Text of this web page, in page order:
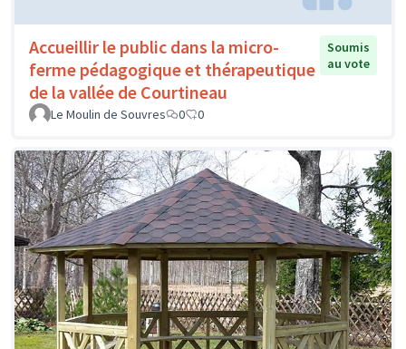
Accueillir le public dans la micro-
ferme pédagogique et thérapeutique
de la vallée de Courtineau
Soumis
au vote
Le Moulin de Souvres 0 0